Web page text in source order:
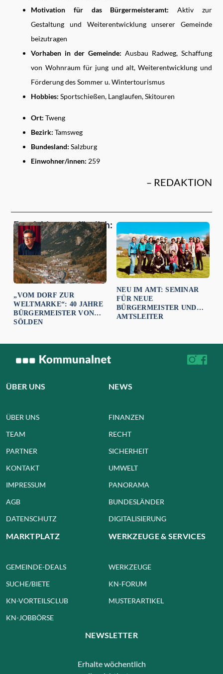
Motivation für das Bürgermeisteramt: Aktiv zur
Gestaltung und Weiterentwicklung unserer Gemeinde
beizutragen
Vorhaben in der Gemeinde: Ausbau Radweg, Schaffung
von Wohnraum für jung und alt, Weiterentwicklung und
Förderung des Sommer u. Wintertourismus
Hobbies:Sportschießen, Langlaufen, Skitouren
Ort:Tweng
Bezirk: Tamsweg
Bundesland:Salzburg
Einwohner/innen: 259
– REDAKTION
Empfehlungen für dich:
„VOM DORF ZUR
WELTMARKE“: 40 JAHRE
BÜRGERMEISTER VON
SÖLDEN
NEU IM AMT: SEMINAR
FÜR NEUE
BÜRGERMEISTER UND
AMTSLEITER
ÜBER UNS
ÜBER UNS
TEAM
PARTNER
KONTAKT
IMPRESSUM
AGB
DATENSCHUTZ
NEWS
FINANZEN
RECHT
SICHERHEIT
UMWELT
PANORAMA
BUNDESLÄNDER
DIGITALISIERUNG
MARKTPLATZ
GEMEINDE-DEALS
SUCHE/BIETE
KN-VORTEILSCLUB
KN-JOBBÖRSE
WERKZEUGE & SERVICES
WERKZEUGE
KN-FORUM
MUSTERARTIKEL
NEWSLETTER
Erhalte wöchentlich